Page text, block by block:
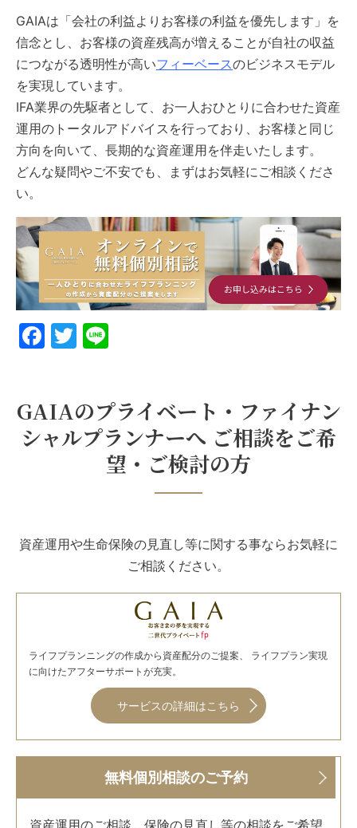
GAIAは「会社の利益よりお客様の利益を優先します」を
信念とし、お客様の資産残高が増えることが自社の収益
につながる透明性が高いフィーベースのビジネスモデル
を実現しています。
IFA業界の先駆者として、お一人おひとりに合わせた資産
運用のトータルアドバイスを行っており、お客様と同じ
方向を向いて、長期的な資産運用を伴走いたします。
どんな疑問やご不安でも、まずはお気軽にご相談くださ
い。
Facebook
Twitter
GAIAのプライベート・ファイナン
シャルプランナーへ ご相談をご希
望・ご検討の方
資産運用や生命保険の見直し等に関する事ならお気軽に
ご相談ください。
ライフプランニングの作成から資産配分のご提案、 ライフプラン実現
に向けたアフターサポートが充実。
サービスの詳細はこちら
無料個別相談のご予約
資産運用のご相談、保険の見直し等の相談をご希望